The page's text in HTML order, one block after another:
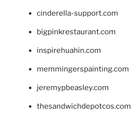
cinderella-support.com
bigpinkrestaurant.com
inspirehuahin.com
memmingerspainting.com
jeremypbeasley.com
thesandwichdepotcos.com